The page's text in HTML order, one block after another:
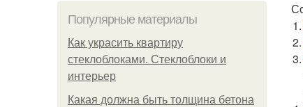
Популярные материалы
Как украсить квартиру
стеклоблоками. Стеклоблоки и
интерьер
Какая должна быть толщина бетона